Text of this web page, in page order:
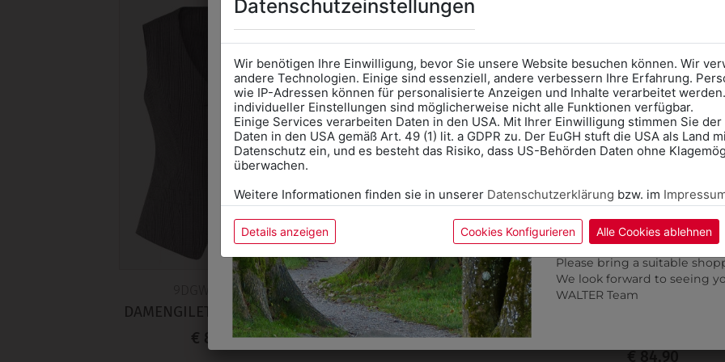
9DGW0749580
DAMENGILET STRESEMANN
€ 89,90
317152740014
DAMENGILET GLENCHECK
€ 85,90
9DGW17GR01
€ 84,90
Datenschutzeinstellungen
Wir benötigen Ihre Einwilligung, bevor Sie unsere Website besuchen können. Wir
andere Technologien. Einige sind essenziell, andere verbessern Ihre Erfahrung.
wie IP-Adressen können für personalisierte Anzeigen und Inhalte verarbeitet
individueller Einstellungen sind möglicherweise nicht alle Funktionen verfügbar.
Einige Services verarbeiten Daten in den USA. Mit Ihrer Einwilligung stimmen Sie
Daten in den USA gemäß Art. 49 (1) lit. a GDPR zu. Der EuGH stuft die USA als Land
Datenschutz ein, und es besteht das Risiko, dass US-Behörden Daten ohne
überwachen.
Weitere Informationen finden sie in unserer Datenschutzerklärung bzw. im
Details anzeigen Cookies Konfigurieren Alle Cookies ablehnen
AnprobeVorort im
das Kalendersymbol.
Ohne Termin kann es zu
Bitte nehmen Sie eine
für Ihren Einkauf mit.
Wir freuen uns - Das
correct school.
calendar icon.
Without an appointment,
Please bring a suitable
We look forward to seeing
WALTER Team